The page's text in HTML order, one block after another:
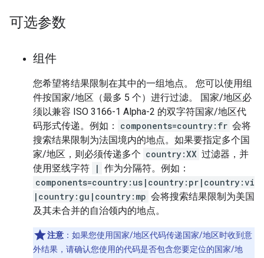
可选参数
组件
您希望将结果限制在其中的一组地点。 您可以使用组
件按国家/地区（最多 5 个）进行过滤。 国家/地区必
须以兼容 ISO 3166-1 Alpha-2 的双字符国家/地区代
码形式传递。例如：
components=country:fr 会将
搜索结果限制为法国境内的地点。如果要指定多个国
家/地区，则必须传递多个 country:XX 过滤器，并
使用竖线字符
| 作为分隔符。例如：
components=country:us|country:pr|country:vi
|country:gu|country:mp 会将搜索结果限制为美国
及其未合并的自治领内的地点。
注意 ：如果您使用国家/地区代码传递国家/地区时收到意
外结果，请确认您使用的代码是否包含您要定位的国家/地